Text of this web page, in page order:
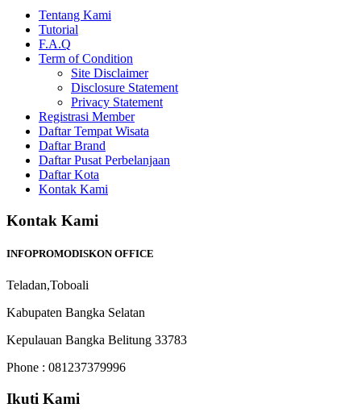
Tentang Kami
Tutorial
F.A.Q
Term of Condition
Site Disclaimer
Disclosure Statement
Privacy Statement
Registrasi Member
Daftar Tempat Wisata
Daftar Brand
Daftar Pusat Perbelanjaan
Daftar Kota
Kontak Kami
Kontak Kami
INFOPROMODISKON OFFICE
Teladan,Toboali
Kabupaten Bangka Selatan
Kepulauan Bangka Belitung 33783
Phone : 081237379996
Ikuti Kami